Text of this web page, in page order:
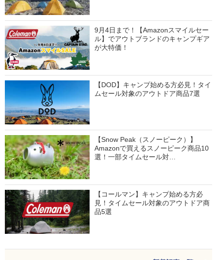
9月4日まで！【Amazonスマイルセー
ル】でアウトブランドのキャンプギア
が大特価！
【DOD】キャンプ始める方必見！タイ
ムセール対象のアウトドア商品7選
【Snow Peak（スノーピーク）】
Amazonで買えるスノーピーク商品10
選！一部タイムセール対…
【コールマン】キャンプ始める方必
見！タイムセール対象のアウトドア商
品5選